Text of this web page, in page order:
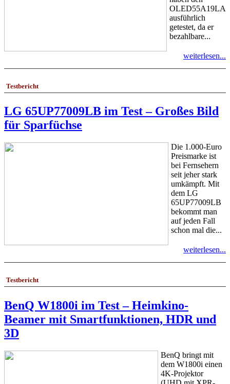
OLED55A19LA
ausführlich
getestet, da er
bezahlbare...
weiterlesen...
Testbericht
LG 65UP77009LB im Test – Großes Bild
für Sparfüchse
Die 1.000-Euro
Preismarke ist
bei Fernsehern
seit jeher stark
umkämpft. Mit
dem LG
65UP77009LB
bekommt man
auf jeden Fall
schon mal die...
weiterlesen...
Testbericht
BenQ W1800i im Test – Heimkino-
Beamer mit Smartfunktionen, HDR und
3D
BenQ bringt mit
dem W1800i einen
4K-Projektor